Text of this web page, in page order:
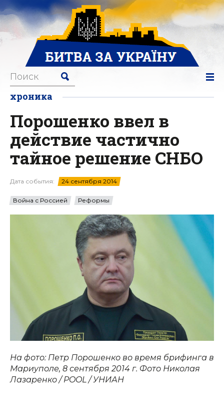
хроника
Порошенко ввел в
действие частично
тайное решение СНБО
Дата события: 24 сентября 2014
Война с Россией Реформы
На фото: Петр Порошенко во время брифинга в
Мариуполе, 8 сентября 2014 г. Фото Николая
Лазаренко / POOL / УНИАН